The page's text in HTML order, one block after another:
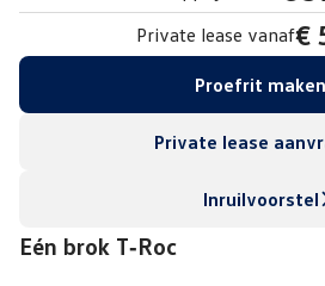
Private lease vanaf€
Proefrit maken
Private lease
Inruilvoorstel
Eén brok T‑Roc